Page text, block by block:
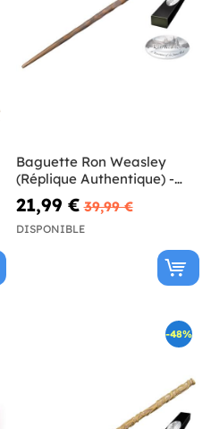
Baguette Ron Weasley
(Réplique Authentique) -
Harry Potter et les reliques
de la mort
21,99 € 39,99 €
DISPONIBLE
-48%